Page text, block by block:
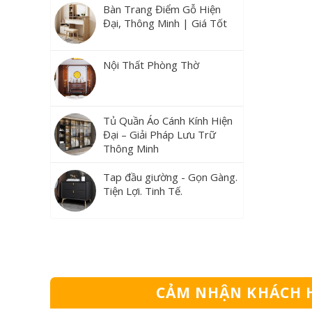
Bàn Trang Điểm Gỗ Hiện
Đại, Thông Minh | Giá Tốt
Nội Thất Phòng Thờ
Tủ Quần Áo Cánh Kính Hiện
Đại – Giải Pháp Lưu Trữ
Thông Minh
Tap đầu giường - Gọn Gàng.
Tiện Lợi. Tinh Tế.
CẢM NHẬN KHÁCH